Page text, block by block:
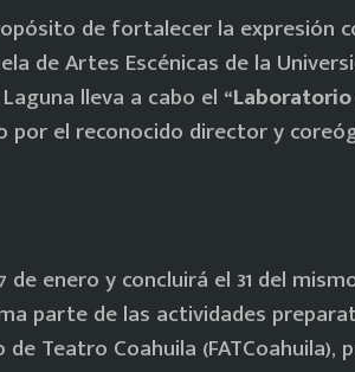
de fortalecer la expresión
de Artes Escénicas de la
lleva a cabo el
por el reconocido director y
de enero y concluirá el 31 del
parte de las actividades
Teatro Coahuila